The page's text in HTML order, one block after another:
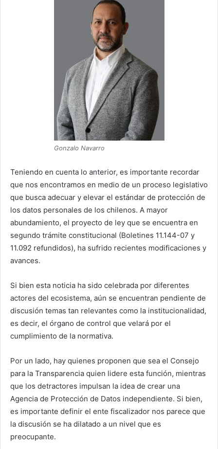
Gonzalo Navarro
Teniendo en cuenta lo anterior, es importante recordar
que nos encontramos en medio de un proceso legislativo
que busca adecuar y elevar el estándar de protección de
los datos personales de los chilenos. A mayor
abundamiento, el proyecto de ley que se encuentra en
segundo trámite constitucional (Boletines 11.144-07 y
11.092 refundidos), ha sufrido recientes modificaciones y
avances.
Si bien esta noticia ha sido celebrada por diferentes
actores del ecosistema, aún se encuentran pendiente de
discusión temas tan relevantes como la institucionalidad,
es decir, el órgano de control que velará por el
cumplimiento de la normativa.
Por un lado, hay quienes proponen que sea el Consejo
para la Transparencia quien lidere esta función, mientras
que los detractores impulsan la idea de crear una
Agencia de Protección de Datos independiente. Si bien,
es importante definir el ente fiscalizador nos parece que
la discusión se ha dilatado a un nivel que es
preocupante.